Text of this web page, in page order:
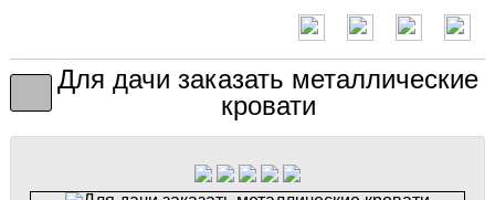
Для дачи заказать металлические
кровати